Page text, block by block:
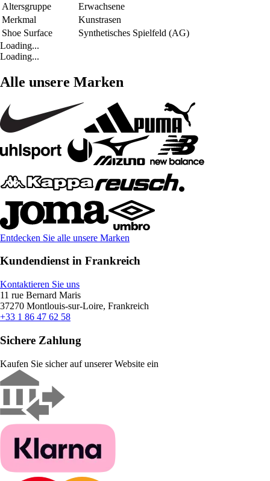
Altersgruppe
Erwachsene
Merkmal
Kunstrasen
Shoe Surface
Synthetisches Spielfeld (AG)
Loading...
Loading...
Alle unsere Marken
Entdecken Sie alle unsere Marken
Kundendienst in Frankreich
Kontaktieren Sie uns
11 rue Bernard Maris
37270 Montlouis-sur-Loire, Frankreich
+33 1 86 47 62 58
Sichere Zahlung
Kaufen Sie sicher auf unserer Website ein